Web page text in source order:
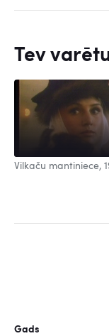
Tev
Vilkaču mantiniece,
Gads